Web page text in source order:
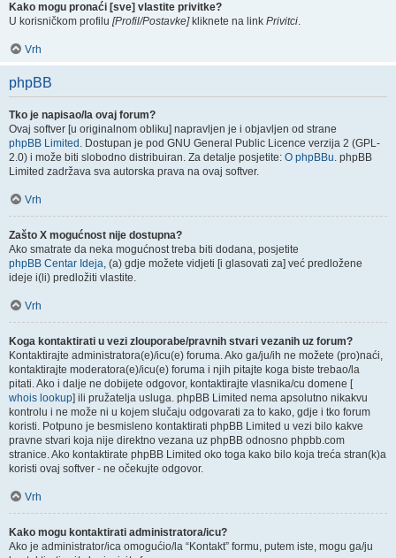
Kako mogu pronaći [sve] vlastite privitke?
U korisničkom profilu [Profil/Postavke]kliknete na link Privitci.
Vrh
phpBB
Tko je napisao/la ovaj forum?
Ovaj softver [u originalnom obliku] napravljen je i objavljen od strane
phpBB Limited . Dostupan je pod GNU General Public Licence verzija 2 (GPL-
2.0) i može biti slobodno distribuiran. Za detalje posjetite: O phpBBu. phpBB
Limited zadržava sva autorska prava na ovaj softver.
Vrh
Zašto X mogućnost nije dostupna?
Ako smatrate da neka mogućnost treba biti dodana, posjetite
phpBB Centar Ideja, (a) gdje možete vidjeti [i glasovati za] već predložene
ideje i(li) predložiti vlastite.
Vrh
Koga kontaktirati u vezi zlouporabe/pravnih stvari vezanih uz forum?
Kontaktirajte administratora(e)/icu(e) foruma. Ako ga/ju/ih ne možete (pro)naći,
kontaktirajte moderatora(e)/icu(e) foruma i njih pitajte koga biste trebao/la
pitati. Ako i dalje ne dobijete odgovor, kontaktirajte vlasnika/cu domene [
whois lookup] ili pružatelja usluga. phpBB Limited nema apsolutno nikakvu
kontrolu i ne može ni u kojem slučaju odgovarati za to kako, gdje i tko forum
koristi. Potpuno je besmisleno kontaktirati phpBB Limited u vezi bilo kakve
pravne stvari koja nije direktno vezana uz phpBB odnosno phpbb.com
stranice. Ako kontaktirate phpBB Limited oko toga kako bilo koja treća stran(k)a
koristi ovaj softver - ne očekujte odgovor.
Vrh
Kako mogu kontaktirati administratora/icu?
Ako je administrator/ica omogućio/la “Kontakt” formu, putem iste, mogu ga/ju